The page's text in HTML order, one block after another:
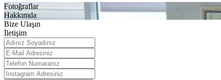
Fotoğraflar
Hakkımda
Bize Ulaşın
İletişim